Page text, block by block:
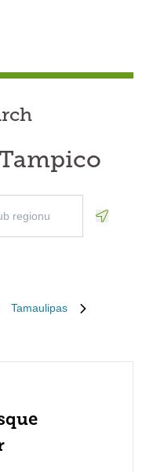
Tamaulipas